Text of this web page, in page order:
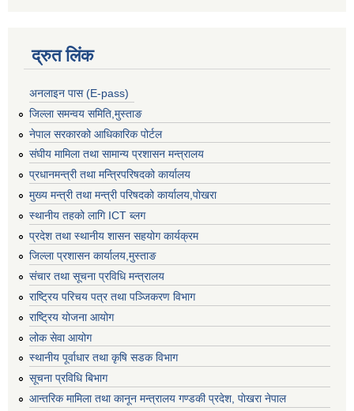
द्रुत लिंक
अनलाइन पास (E-pass)
जिल्ला समन्वय समिति,मुस्ताङ
नेपाल सरकारको आधिकारिक पोर्टल
संघीय मामिला तथा सामान्य प्रशासन मन्त्रालय
प्रधानमन्त्री तथा मन्त्रिपरिषदको कार्यालय
मुख्य मन्त्री तथा मन्त्री परिषदको कार्यालय,पोखरा
स्थानीय तहको लागि ICT ब्लग
प्रदेश तथा स्थानीय शासन सहयोग कार्यक्रम
जिल्ला प्रशासन कार्यालय,मुस्ताङ
संचार तथा सूचना प्रविधि मन्त्रालय
राष्ट्रिय परिचय पत्र तथा पञ्जिकरण विभाग
राष्ट्रिय योजना आयोग
लोक सेवा आयोग
स्थानीय पूर्वाधार तथा कृषि सडक विभाग
सूचना प्रविधि बिभाग
आन्तरिक मामिला तथा कानून मन्त्रालय गण्डकी प्रदेश, पाेखरा नेपाल